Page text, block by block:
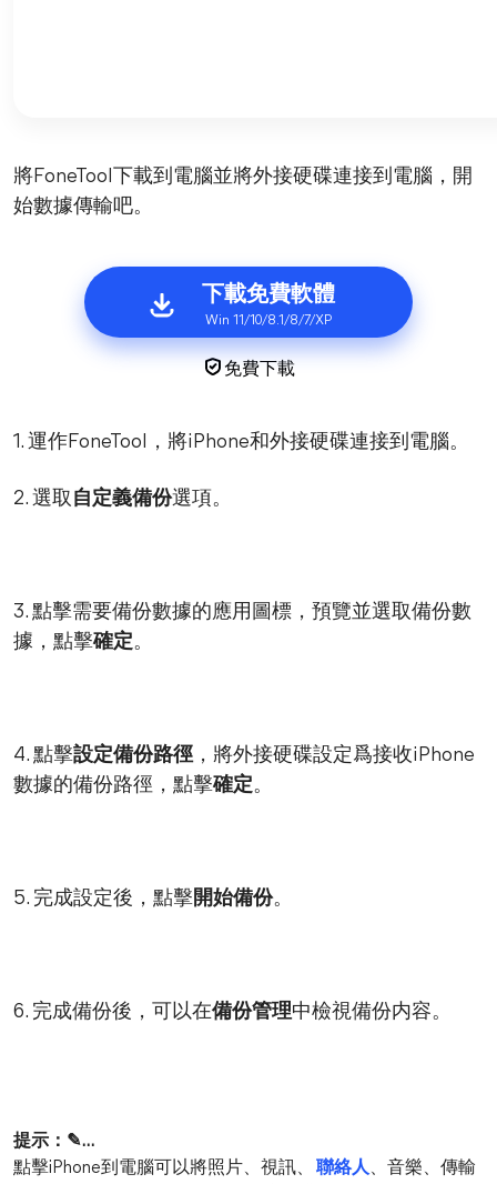
將FoneTool下載到電腦並將外接硬碟連接到電腦，開
始數據傳輸吧。
下載免費軟體
Win 11/10/8.1/8/7/XP
免費下載
1. 運作FoneTool，將iPhone和外接硬碟連接到電腦。
2. 選取 自定義備份選項。
3. 點擊需要備份數據的應用圖標，預覽並選取備份數
據，點擊確定。
4. 點擊設定備份路徑 ，將外接硬碟設定爲接收iPhone
數據的備份路徑，點擊確定。
5. 完成設定後，點擊開始備份。
6. 完成備份後，可以在備份管理中檢視備份内容。
提示：✎...
點擊iPhone到電腦可以將照片、視訊、
聯絡人、音樂、傳輸